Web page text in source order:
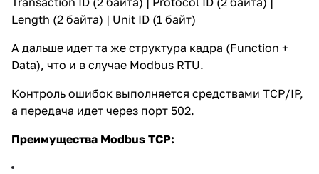
Length (2 байта) | Unit ID (1 байт)
А дальше идет та же структура кадра (Function +
Data), что и в случае Modbus RTU.
Контроль ошибок выполняется средствами TCP/IP,
а передача идет через порт 502.
Преимущества Modbus TCP: